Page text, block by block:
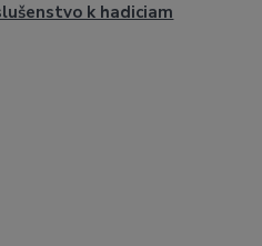
k hadiciam